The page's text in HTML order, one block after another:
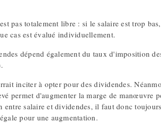
pas totalement libre : si le salaire est trop
cas est évalué individuellement.
dépend également du taux d'imposition
inciter à opter pour des dividendes.
permet d'augmenter la marge de manœuvre
salaire et dividendes, il faut donc
pour une augmentation.